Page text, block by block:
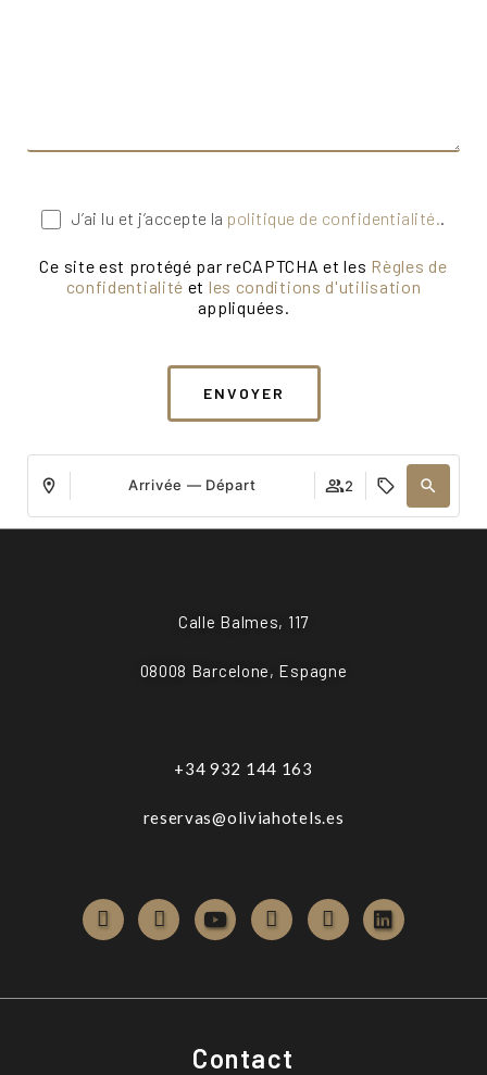
J’ai lu et j’accepte la politique de confidentialité..
Ce site est protégé par reCAPTCHA et les Règles de
confidentialité et les conditions d'utilisation
appliquées.
ENVOYER
Arrivée — Départ 2
Calle Balmes, 117
08008 Barcelone, Espagne
+34 932 144 163
reservas@oliviahotels.es
Contact